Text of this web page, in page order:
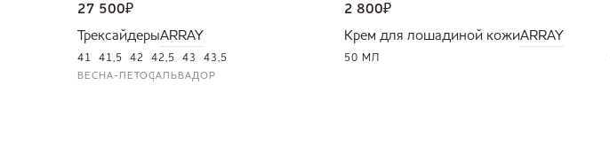
27 500₽
ТрексайдерыARRAY
41 41,5 42 42,5 43 43,5
ВЕСНА-ЛЕТОСАЛЬВАДОР
2 800₽
Крем для лошадиной кожиARRAY
50 МЛ